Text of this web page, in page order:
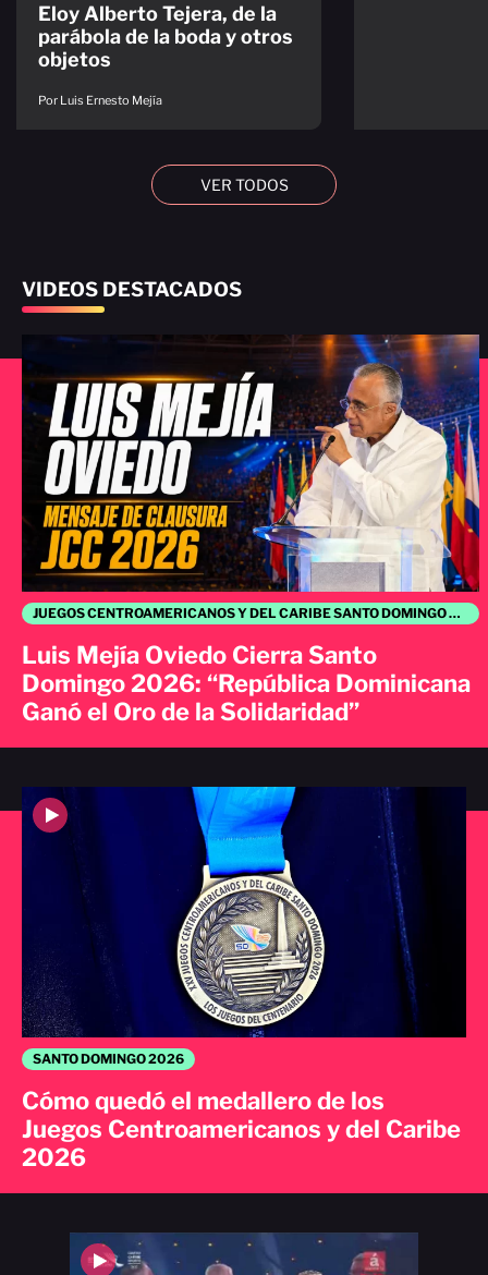
Eloy Alberto Tejera, de la
parábola de la boda y otros
objetos
Por Luis Ernesto Mejía
VER TODOS
VIDEOS DESTACADOS
SANTO DOMINGO 2026
Cómo quedó el medallero de los
Juegos Centroamericanos y del Caribe
2026
JUEGOS CENTROAMERICANOS Y DEL CARIBE SANTO DOMINGO 2026
Luis Mejía Oviedo Cierra Santo
Domingo 2026: “República Dominicana
Ganó el Oro de la Solidaridad”